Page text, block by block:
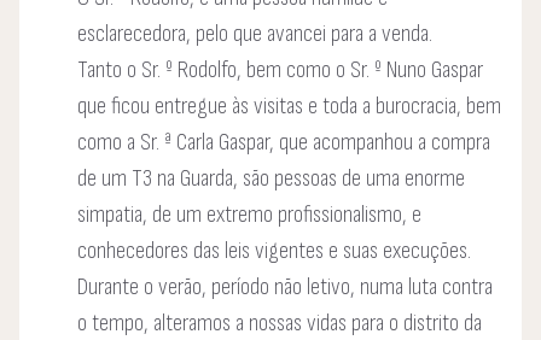
esclarecedora, pelo que avancei para a venda.
Tanto o Sr. º Rodolfo, bem como o Sr. º Nuno Gaspar
que ficou entregue às visitas e toda a burocracia, bem
como a Sr. ª Carla Gaspar, que acompanhou a compra
de um T3 na Guarda, são pessoas de uma enorme
simpatia, de um extremo profissionalismo, e
conhecedores das leis vigentes e suas execuções.
Durante o verão, período não letivo, numa luta contra
o tempo, alteramos a nossas vidas para o distrito da